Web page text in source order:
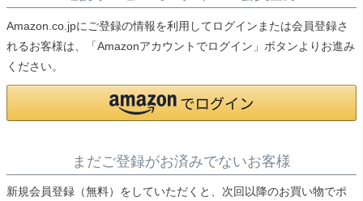
Amazon.co.jpにご登録の情報を利用してログインまたは会員登録さ
れるお客様は、「Amazonアカウントでログイン」ボタンよりお進み
ください。
まだご登録がお済みでないお客様
新規会員登録（無料）をしていただくと、次回以降のお買い物でポ